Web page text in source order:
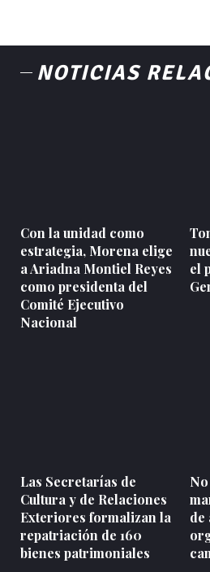
NOTICIAS
Con la unidad como
estrategia, Morena elige
a Ariadna Montiel Reyes
como presidenta del
Comité Ejecutivo
Nacional
el
Las Secretarías de
Cultura y de Relaciones
Exteriores formalizan la
repatriación de 160
bienes patrimoniales
de